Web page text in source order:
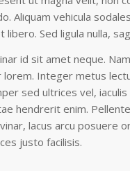
Aliquam vehicula
Sed ligula nulla,
id sit amet neque.
Integer metus
sed ultrices vel,
hendrerit enim.
lacus arcu posuere
justo facilisis.